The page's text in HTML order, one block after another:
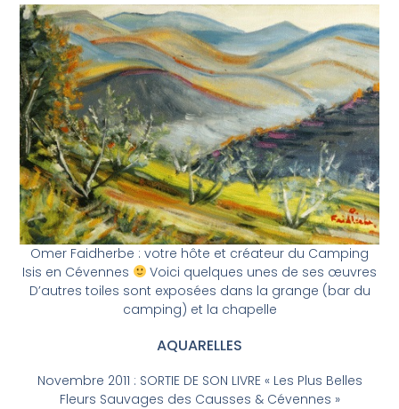
Omer Faidherbe : votre hôte et créateur du Camping
Isis en Cévennes
Voici quelques unes de ses œuvres
D’autres toiles sont exposées dans la grange (bar du
camping) et la chapelle
AQUARELLES
Novembre 2011 : SORTIE DE SON LIVRE « Les Plus Belles
Fleurs Sauvages des Causses & Cévennes »